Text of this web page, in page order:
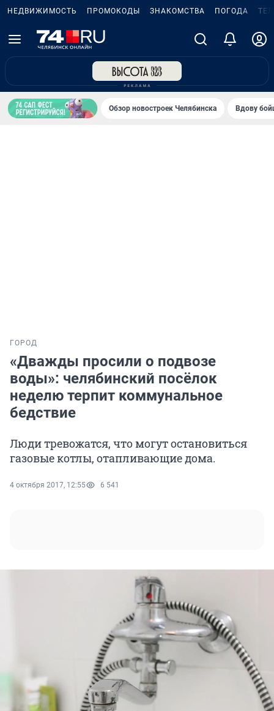
НЕДВИЖИМОСТЬ ПРОМОКОДЫ ЗНАКОМСТВА ПОГОДА
Обзор новостроек Челябинска Вдову
ГОРОД
«Дважды просили о подвозе
воды»: челябинский посёлок
неделю терпит коммунальное
бедствие
Люди тревожатся, что могут остановиться
газовые котлы, отапливающие дома.
4 октября 2017, 12:55 6 541